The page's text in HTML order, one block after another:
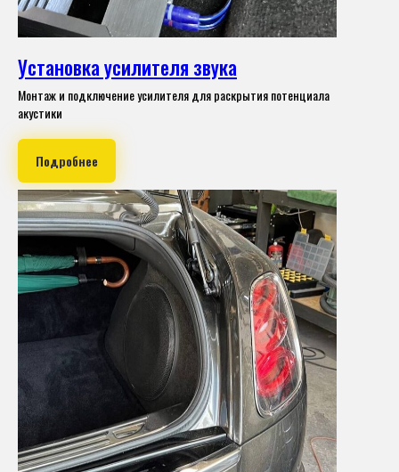
Установка усилителя звука
Монтаж и подключение усилителя для раскрытия потенциала
акустики
Подробнее